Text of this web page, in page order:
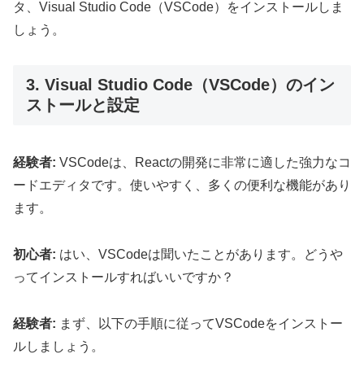
タ、Visual Studio Code（VSCode）をインストールしま
しょう。
3. Visual Studio Code（VSCode）のイン
ストールと設定
経験者: VSCodeは、Reactの開発に非常に適した強力なコ
ードエディタです。使いやすく、多くの便利な機能があり
ます。
初心者: はい、VSCodeは聞いたことがあります。どうや
ってインストールすればいいですか？
経験者: まず、以下の手順に従ってVSCodeをインストー
ルしましょう。